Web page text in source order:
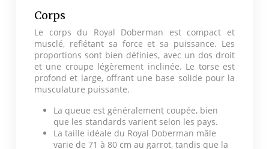
Corps
Le corps du Royal Doberman est compact et
musclé, reflétant sa force et sa puissance. Les
proportions sont bien définies, avec un dos droit
et une croupe légèrement inclinée. Le torse est
profond et large, offrant une base solide pour la
musculature puissante.
La queue est généralement coupée, bien
que les standards varient selon les pays.
La taille idéale du Royal Doberman mâle
varie de 71 à 80 cm au garrot, tandis que la